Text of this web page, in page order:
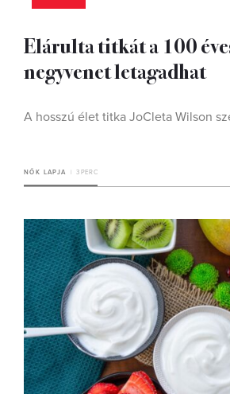
Elárulta titkát a 100
negyvenet letagadhat
A hosszú élet titka JoCleta Wilson
NŐK LAPJA 3 PERC